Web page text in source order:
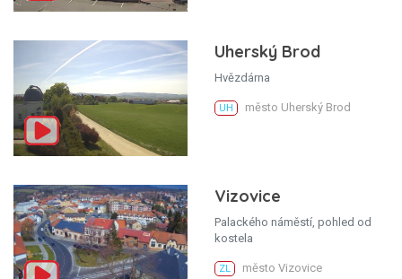
Uherský Brod
Hvězdárna
UH město Uherský Brod
Vizovice
Palackého náměstí, pohled od
kostela
ZL město Vizovice